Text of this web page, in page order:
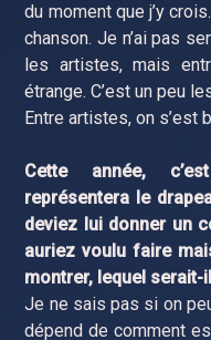
du moment que j’y
chanson. Je n’ai pas
les artistes, mais
étrange. C’est un peu
Entre artistes, on s’est
Cette année,
représentera le
deviez lui donner un
auriez voulu faire
montrer, lequel serait-
Je ne sais pas si on
dépend de comment